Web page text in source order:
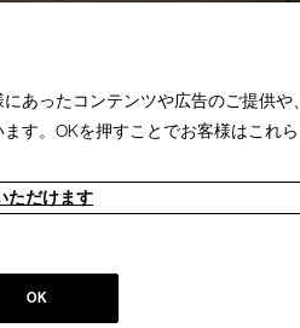
あったコンテンツや広告のご提供や、
す。OKを押すことでお客様はこれら
ただけます
OK